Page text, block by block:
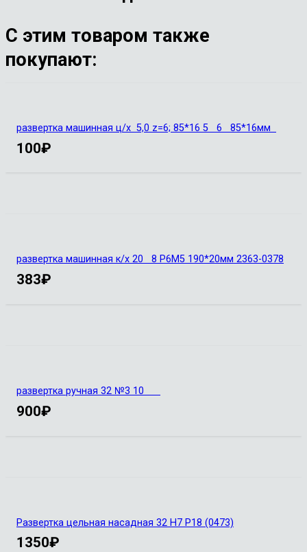
С этим товаром также
покупают:
развертка машинная ц/х 5,0 z=6; 85*16 5 6 85*16мм
100₽
развертка машинная к/х 20 8 Р6М5 190*20мм 2363-0378
383₽
развертка ручная 32 №3 10
900₽
Развертка цельная насадная 32 Н7 Р18 (0473)
1350₽